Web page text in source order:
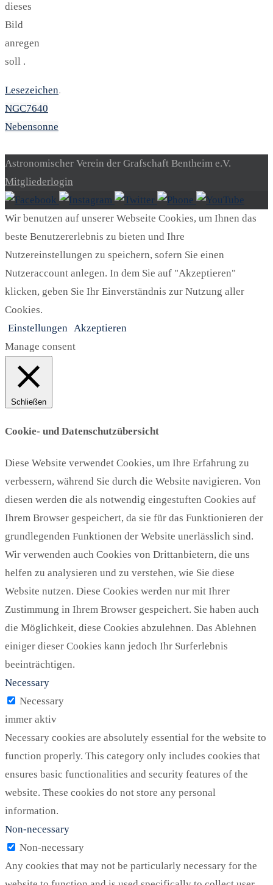
dieses
Bild
anregen
soll .
Lesezeichen.
NGC7640
Nebensonne
Astronomischer Verein der Grafschaft Bentheim e.V.
Mitgliederlogin
Wir benutzen auf unserer Webseite Cookies, um Ihnen das
beste Benutzererlebnis zu bieten und Ihre
Nutzereinstellungen zu speichern, sofern Sie einen
Nutzeraccount anlegen. In dem Sie auf "Akzeptieren"
klicken, geben Sie Ihr Einverständnis zur Nutzung aller
Cookies.
Einstellungen Akzeptieren
Manage consent
Schließen
Cookie- und Datenschutzübersicht
Diese Website verwendet Cookies, um Ihre Erfahrung zu
verbessern, während Sie durch die Website navigieren. Von
diesen werden die als notwendig eingestuften Cookies auf
Ihrem Browser gespeichert, da sie für das Funktionieren der
grundlegenden Funktionen der Website unerlässlich sind.
Wir verwenden auch Cookies von Drittanbietern, die uns
helfen zu analysieren und zu verstehen, wie Sie diese
Website nutzen. Diese Cookies werden nur mit Ihrer
Zustimmung in Ihrem Browser gespeichert. Sie haben auch
die Möglichkeit, diese Cookies abzulehnen. Das Ablehnen
einiger dieser Cookies kann jedoch Ihr Surferlebnis
beeinträchtigen.
Necessary
Necessary
immer aktiv
Necessary cookies are absolutely essential for the website to
function properly. This category only includes cookies that
ensures basic functionalities and security features of the
website. These cookies do not store any personal
information.
Non-necessary
Non-necessary
Any cookies that may not be particularly necessary for the